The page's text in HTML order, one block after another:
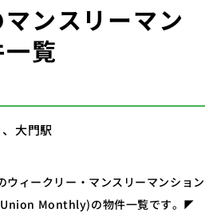
ンスリーマン
覧
大門駅
ウィークリー・マンスリーマンション
Monthly)の物件一覧です。◤